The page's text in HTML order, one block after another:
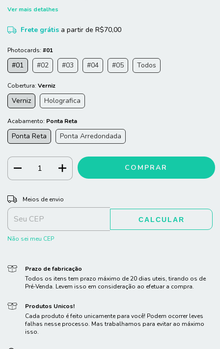
Ver mais detalhes
Frete grátis a partir de R$70,00
Photocards: #01
#01 #02 #03 #04 #05 Todos
Cobertura: Verniz
Verniz Holografica
Acabamento: Ponta Reta
Ponta Reta Ponta Arredondada
Entregas para o CEP:
Meios de envio
CALCULAR
Não sei meu CEP
Prazo de fabricação
Todos os itens tem prazo máximo de 20 dias uteis, tirando os de
Pré-Venda. Levem isso em consideração ao efetuar a compra.
Produtos Unicos!
Cada produto é feito unicamente para você! Podem ocorrer leves
falhas nesse processo. Mas trabalhamos para evitar ao máximo
isso.